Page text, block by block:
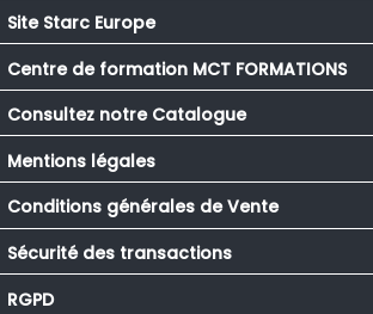
Site Starc Europe
Centre de formation MCT FORMATIONS
Consultez notre Catalogue
Mentions légales
Conditions générales de Vente
Sécurité des transactions
RGPD